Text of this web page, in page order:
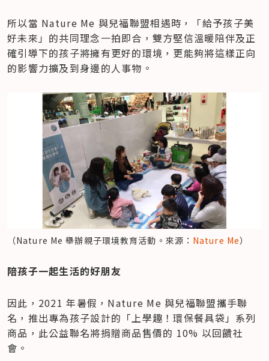
所以當 Nature Me 與兒福聯盟相遇時，「給予孩子美
好未來」的共同理念一拍即合，雙方堅信溫暖陪伴及正
確引導下的孩子將擁有更好的環境，更能夠將這樣正向
的影響力擴及到身邊的人事物。
（Nature Me 舉辦親子環境教育活動。來源： Nature Me）
陪孩子一起生活的好朋友
因此，2021 年暑假，Nature Me 與兒福聯盟攜手聯
名，推出專為孩子設計的「上學趣！環保餐具袋」系列
商品，此公益聯名將捐贈商品售價的 10% 以回饋社
會。